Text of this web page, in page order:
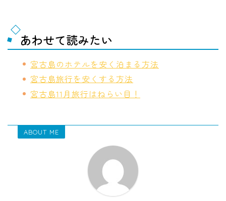
あわせて読みたい
宮古島のホテルを安く泊まる方法
宮古島旅行を安くする方法
宮古島11月旅行はねらい目！
ABOUT ME